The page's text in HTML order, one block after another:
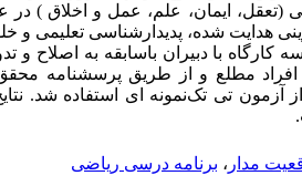
(­تعقل­، ایمان­، علم­، عمل و اخلاق )
هدایت شده، پدیدارشناسی تعلیمی و
با دبیران باسابقه به اصلاح و
افراد مطلع و از طریق
آزمون تی تک‌­نمونه ای استفاده شد.
مدار ، برنامه درسی ریاضی